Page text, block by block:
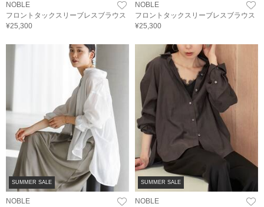
NOBLE
フロントタックスリーブレスブラウス
¥25,300
NOBLE
フロントタックスリーブレスブラウス
¥25,300
SUMMER SALE
NOBLE
SUMMER SALE
NOBLE